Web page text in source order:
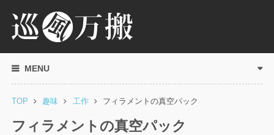
MENU
TOP 趣味 工作 フィラメントの真空パック
フィラメントの真空パック